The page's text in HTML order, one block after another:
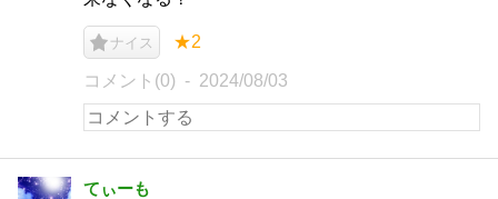
ナイス ★2
コメント(0) 2024/08/03
てぃーも